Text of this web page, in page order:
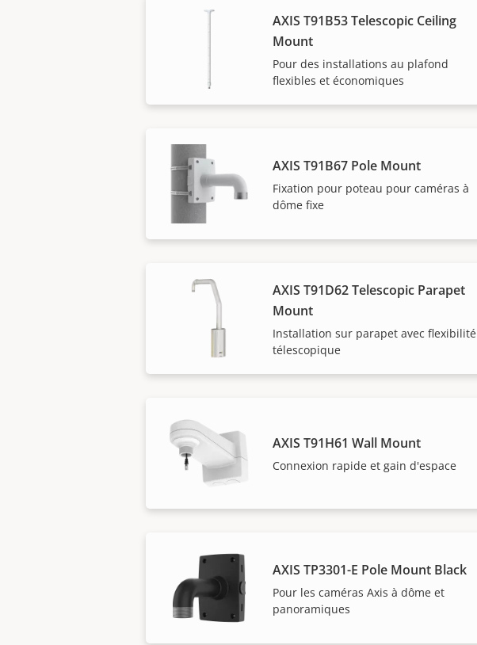
AXIS T91B53 Telescopic Ceiling
Mount
Pour des installations au plafond
flexibles et économiques
AXIS T91B67 Pole Mount
Fixation pour poteau pour caméras à
dôme fixe
AXIS T91D62 Telescopic Parapet
Mount
Installation sur parapet avec flexibilité
télescopique
AXIS T91H61 Wall Mount
Connexion rapide et gain d'espace
AXIS TP3301-E Pole Mount Black
Pour les caméras Axis à dôme et
panoramiques